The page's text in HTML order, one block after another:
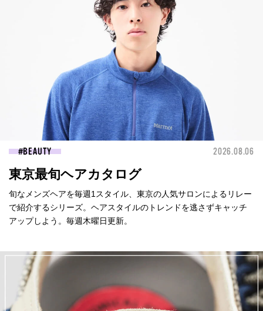
BEAUTY 2026.08.06
東京最旬ヘアカタログ
旬なメンズヘアを毎週1スタイル、東京の人気サロンによるリレー
で紹介するシリーズ。ヘアスタイルのトレンドを逃さずキャッチ
アップしよう。毎週木曜日更新。